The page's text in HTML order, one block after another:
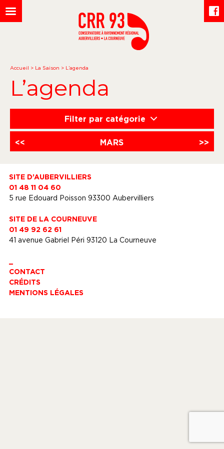
Accueil > La Saison > L’agenda
L’agenda
Filter par catégorie
<< MARS >>
SITE D’AUBERVILLIERS
01 48 11 04 60
5 rue Edouard Poisson 93300 Aubervilliers
SITE DE LA COURNEUVE
01 49 92 62 61
41 avenue Gabriel Péri 93120 La Courneuve
CONTACT
CRÉDITS
MENTIONS LÉGALES